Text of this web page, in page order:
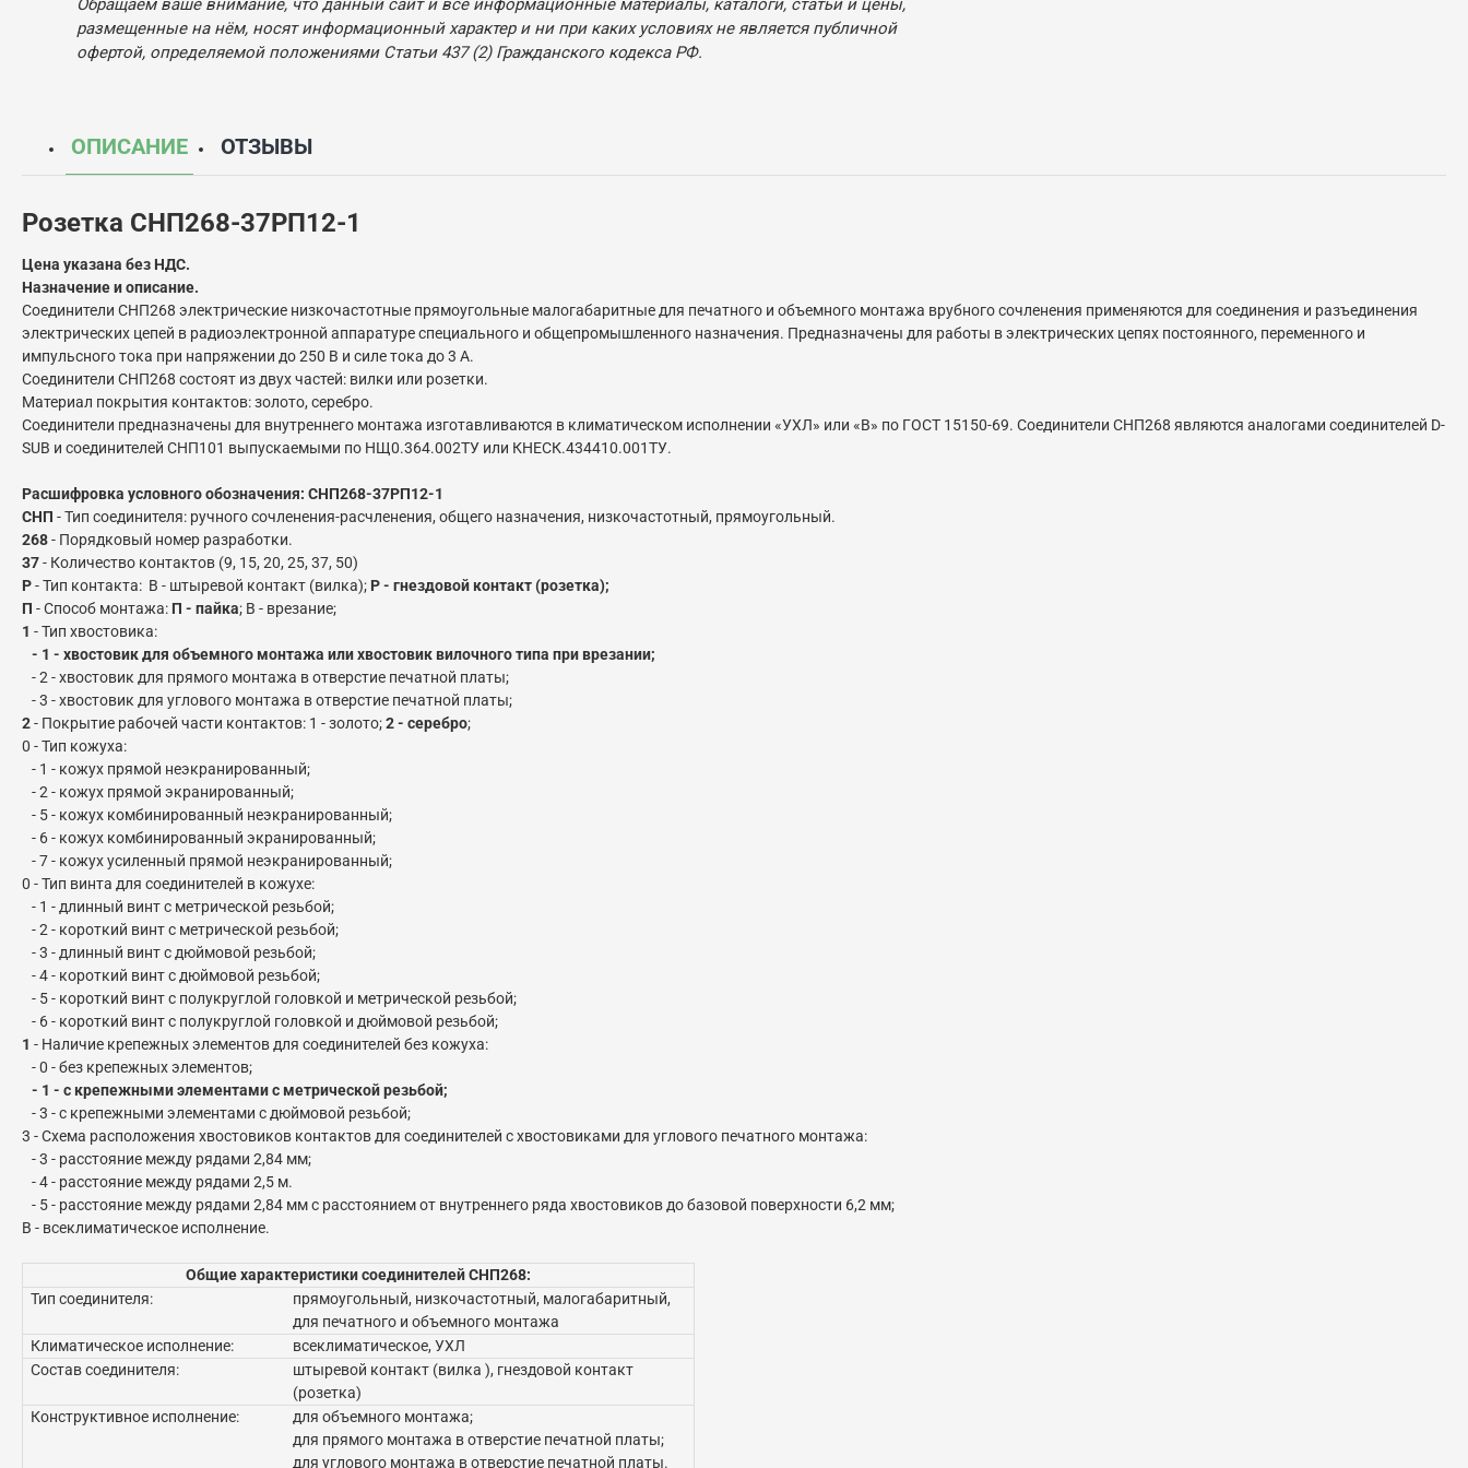
Обращаем ваше внимание, что данный сайт и все информационные материалы, каталоги, статьи и цены,
размещенные на нём, носят информационный характер и ни при каких условиях не является публичной
офертой, определяемой положениями Статьи 437 (2) Гражданского кодекса РФ.
ОПИСАНИЕ ОТЗЫВЫ
Розетка СНП268-37РП12-1
Цена указана без НДС.
Назначение и описание.
Соединители СНП268 электрические низкочастотные прямоугольные малогабаритные для печатного и объемного монтажа врубного сочленения применяются для соединения и разъединения
электрических цепей в радиоэлектронной аппаратуре специального и общепромышленного назначения. Предназначены для работы в электрических цепях постоянного, переменного и
импульсного тока при напряжении до 250 В и силе тока до 3 А.
Соединители СНП268 состоят из двух частей: вилки или розетки.
Материал покрытия контактов: золото, серебро.
Соединители предназначены для внутреннего монтажа изготавливаются в климатическом исполнении «УХЛ» или «В» по ГОСТ 15150-69. Соединители СНП268 являются аналогами соединителей D-
SUB и соединителей СНП101 выпускаемыми по НЩ0.364.002ТУ или КНЕСК.434410.001ТУ.
Расшифровка условного обозначения: СНП268-37РП12-1
СНП - Тип соединителя: ручного сочленения-расчленения, общего назначения, низкочастотный, прямоугольный.
268- Порядковый номер разработки.
37- Количество контактов (9, 15, 20, 25, 37, 50)
Р- Тип контакта: В - штыревой контакт (вилка); Р - гнездовой контакт (розетка);
П - Способ монтажа: П - пайка; В - врезание;
1 - Тип хвостовика:
- 1 - хвостовик для объемного монтажа или хвостовик вилочного типа при врезании;
- 2 - хвостовик для прямого монтажа в отверстие печатной платы;
- 3 - хвостовик для углового монтажа в отверстие печатной платы;
2- Покрытие рабочей части контактов: 1 - золото;2 - серебро;
0 - Тип кожуха:
- 1 - кожух прямой неэкранированный;
- 2 - кожух прямой экранированный;
- 5 - кожух комбинированный неэкранированный;
- 6 - кожух комбинированный экранированный;
- 7 - кожух усиленный прямой неэкранированный;
0 - Тип винта для соединителей в кожухе:
- 1 - длинный винт с метрической резьбой;
- 2 - короткий винт с метрической резьбой;
- 3 - длинный винт с дюймовой резьбой;
- 4 - короткий винт с дюймовой резьбой;
- 5 - короткий винт с полукруглой головкой и метрической резьбой;
- 6 - короткий винт с полукруглой головкой и дюймовой резьбой;
1 - Наличие крепежных элементов для соединителей без кожуха:
- 0 - без крепежных элементов;
- 1 - с крепежными элементами с метрической резьбой;
- 3 - с крепежными элементами с дюймовой резьбой;
3 - Схема расположения хвостовиков контактов для соединителей с хвостовиками для углового печатного монтажа:
- 3 - расстояние между рядами 2,84 мм;
- 4 - расстояние между рядами 2,5 м.
- 5 - расстояние между рядами 2,84 мм с расстоянием от внутреннего ряда хвостовиков до базовой поверхности 6,2 мм;
В - всеклиматическое исполнение.
Общие характеристики соединителей СНП268:
Тип соединителя:
прямоугольный, низкочастотный, малогабаритный,
для печатного и объемного монтажа
Климатическое исполнение:
всеклиматическое, УХЛ
Состав соединителя:
штыревой контакт (вилка ), гнездовой контакт
(розетка)
Конструктивное исполнение:
для объемного монтажа;
для прямого монтажа в отверстие печатной платы;
для углового монтажа в отверстие печатной платы.